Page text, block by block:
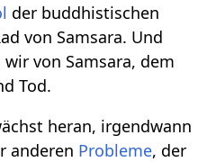
der buddhistischen
von Samsara. Und
wir von Samsara, dem
Tod.
heran, irgendwann
anderen Probleme, der